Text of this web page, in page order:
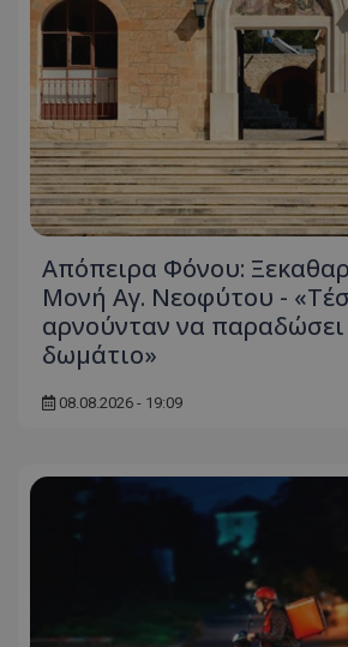
Απόπειρα Φόνου:
Μονή Αγ. Νεοφύτου -
αρνούνταν να παραδώσει
δωμάτιο»
08.08.2026 - 19:09